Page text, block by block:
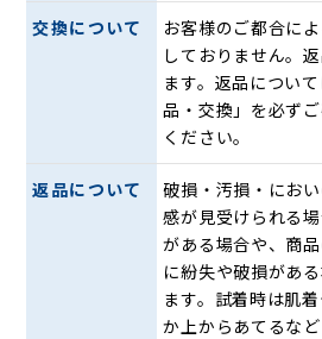
然な風合いで使い込むほどに味わい
ッチを配色にして遊び心のあるデザ
交換について
お客様のご都合に
しておりません。
ます。返品につい
品・交換」を必ず
ください。
返品について
破損・汚損・にお
感が見受けられる
がある場合や、商品
に紛失や破損があ
ます。試着時は肌
か上からあてるな